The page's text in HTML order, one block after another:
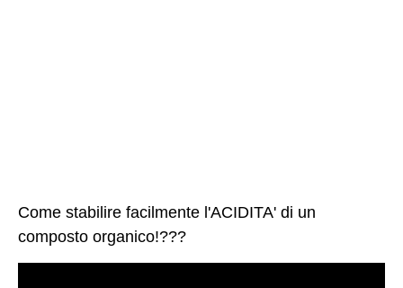
Come stabilire facilmente l'ACIDITA' di un
composto organico!???